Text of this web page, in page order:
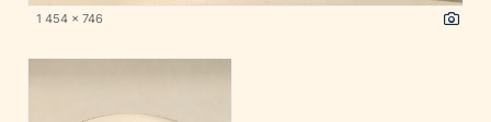
1 454 x 746